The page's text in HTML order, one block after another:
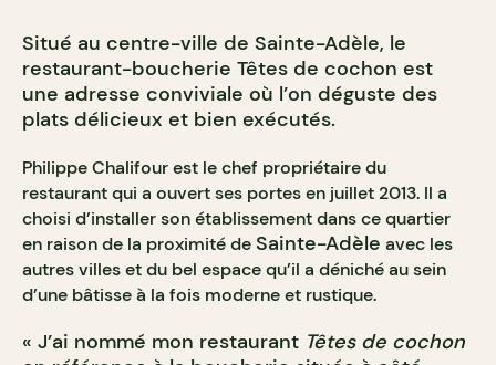
Situé au centre-ville de Sainte-Adèle, le
restaurant-boucherie Têtes de cochon est
une adresse conviviale où l’on déguste des
plats délicieux et bien exécutés.
Philippe Chalifour est le chef propriétaire du
restaurant qui a ouvert ses portes en juillet 2013. Il a
choisi d’installer son établissement dans ce quartier
en raison de la proximité deSainte-Adèle avec les
autres villes et du bel espace qu’il a déniché au sein
d’une bâtisse à la fois moderne et rustique.
« J’ai nommé mon restaurant Têtes de cochon